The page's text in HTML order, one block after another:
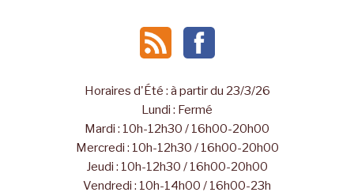
Horaires d'Été : à partir du 23/3/26
Lundi : Fermé
Mardi : 10h-12h30 / 16h00-20h00
Mercredi : 10h-12h30 / 16h00-20h00
Jeudi : 10h-12h30 / 16h00-20h00
Vendredi : 10h-14h00 / 16h00-23h